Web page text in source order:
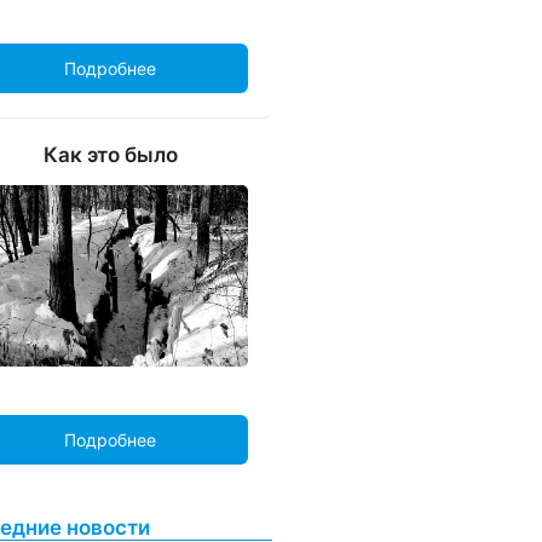
Подробнее
Как это было
Подробнее
новости